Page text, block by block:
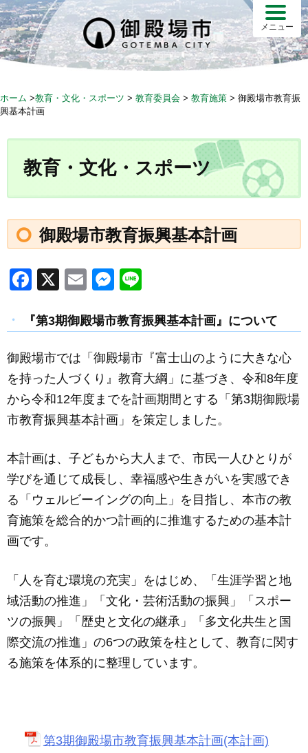
S
k
i
p
c
メニュー
ホーム >教育・文化・スポーツ > 教育委員会 > 教育施策 > 御殿場市教育振
興基本計画
教育・文化・スポーツ
御殿場市教育振興基本計画
F
c
e
b
o
o
k
X
E
ail
M
ss
e
n
g
er
e
『第3期御殿場市教育振興基本計画』について
御殿場市では「御殿場市『富士山のように大きな心
を持った人づくり』教育大綱」に基づき、令和8年度
から令和12年度までを計画期間とする「第3期御殿場
市教育振興基本計画」を策定しました。
本計画は、子どもから大人まで、市民一人ひとりが
学びを通じて成長し、幸福感や生きがいを実感でき
る「ウェルビーイングの向上」を目指し、本市の教
育施策を総合的かつ計画的に推進するための基本計
画です。
「人を育む環境の充実」をはじめ、「生涯学習と地
域活動の推進」「文化・芸術活動の振興」「スポー
ツの振興」「歴史と文化の継承」「多文化共生と国
際交流の推進」の6つの政策を柱として、教育に関す
る施策を体系的に整理しています。
第3期御殿場市教育振興基本計画(本計画)